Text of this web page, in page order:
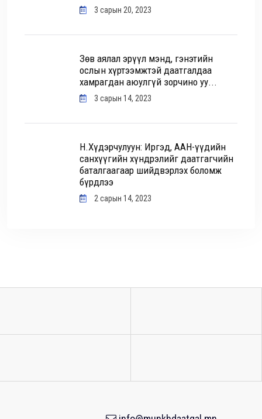
3 сарын 20, 2023
Зөв аялал эрүүл мэнд, гэнэтийн
ослын хүртээмжтэй даатгалдаа
хамрагдан аюулгүй зорчино уу...
3 сарын 14, 2023
Н.Хүдэрчулуун: Иргэд, ААН-үүдийн
санхүүгийн хүндрэлийг даатгагчийн
баталгаагаар шийдвэрлэх боломж
бүрдлээ
2 сарын 14, 2023